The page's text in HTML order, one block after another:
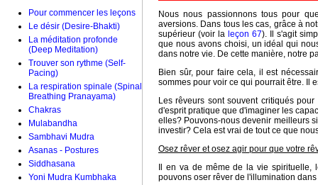
Pour commencer les leçons
Le désir (Desire-Bhakti)
La méditation profonde
(Deep Meditation)
Trouver son rythme (Self-
Pacing)
La respiration spinale (Spinal
Breathing Pranayama)
Chakras
Mulabandha
Sambhavi Mudra
Asanas - Postures
Siddhasana
Yoni Mudra Kumbhaka
Nous nous passionnons tous pour
aversions. Dans tous les cas, grâce à
supérieur (voir la leçon 67). Il s'agit
que nous avons choisi, un idéal qui
dans notre vie. De cette manière, notre
Bien sûr, pour faire cela, il est
sommes pour voir ce qui pourrait être. Il
Les rêveurs sont souvent critiqués
d'esprit pratique que d'imaginer les
elles? Pouvons-nous devenir meilleurs
investir? Cela est vrai de tout ce que
Osez rêver et osez agir pour que votre
Il en va de même de la vie spirituelle,
pouvons oser rêver de l'illumination